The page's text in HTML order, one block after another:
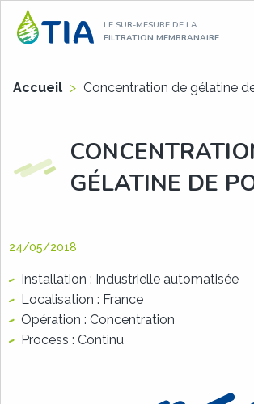
Aller
contenu
LE SUR-MESURE DE LA
FILTRATION MEMBRANAIRE
Accueil > Concentration de gélatine
GÉLATINE DE
24/05/2018
Installation : Industrielle automatisée
Localisation : France
Opération : Concentration
Process : Continu